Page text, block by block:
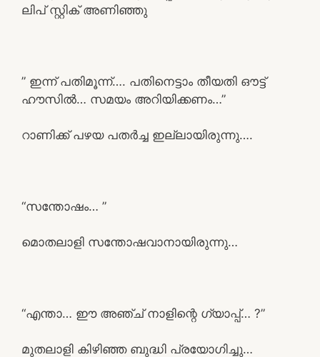
ലിപ് സ്റ്റിക് അണിഞ്ഞു
” ഇന്ന് പതിമൂന്ന്…. പതിനെട്ടാം തീയതി ഔട്ട്
ഹൗസിൽ… സമയം അറിയിക്കണം…”
റാണിക്ക് പഴയ പതർച്ച ഇല്ലായിരുന്നു….
“സന്തോഷം… ”
മൊതലാളി സന്തോഷവാനായിരുന്നു…
“എന്താ… ഈ അഞ്ച് നാളിന്റെ ഗ്യാപ്പ്… ?”
മുതലാളി കിഴിഞ്ഞ ബുദ്ധി പ്രയോഗിച്ചു…